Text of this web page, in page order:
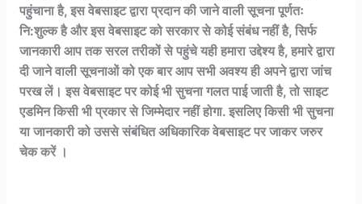
पहुंचाना है, इस वेबसाइट द्वारा प्रदान की जाने वाली सूचना पूर्णतः
नि:शुल्क है और इस वेबसाइट को सरकार से कोई संबंध नहीं है, सिर्फ
जानकारी आप तक सरल तरीकों से पहुंचे यही हमारा उद्देश्य है, हमारे द्वारा
दी जाने वाली सूचनाओं को एक बार आप सभी अवश्य ही अपने द्वारा जांच
परख लें। इस वेबसाइट पर कोई भी सुचना गलत पाई जाती है, तो साइट
एडमिन किसी भी प्रकार से जिम्मेदार नहीं होगा. इसलिए किसी भी सुचना
या जानकारी को उससे संबंधित अधिकारिक वेबसाइट पर जाकर जरुर
चेक करें ।